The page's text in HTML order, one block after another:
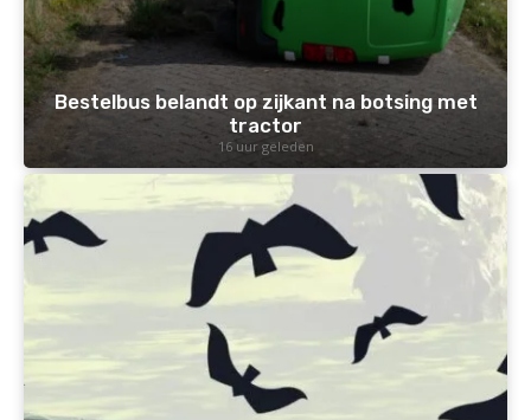
Bestelbus belandt op zijkant na botsing met
tractor
16 uur geleden